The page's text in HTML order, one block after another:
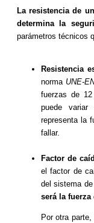
La resistencia de
determina la
parámetros técnicos
Resistencia
norma UNE-
fuerzas de
puede
representa la
fallar.
Factor de
el factor de
del sistema
será la fuerza
Por otra